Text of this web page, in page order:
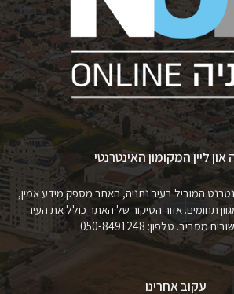
און ליין המקומון האינטרנטי
המוביל בעיר נתניה, האתר מספק מידע אמין,
תחומים. אזור הסיקור של האתר כולל את העיר
מסביב. טלפון: 050-8491248
עקוב אחרינו